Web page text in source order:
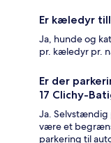
Er kæledyr
Ja, hunde og
pr. kæledyr pr.
Er der
17 Clichy-
Ja. Selvstændig
være et
parkering til